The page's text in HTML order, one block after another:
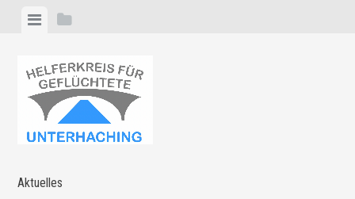
Zum MenüSeitenleiste
Aktuelles